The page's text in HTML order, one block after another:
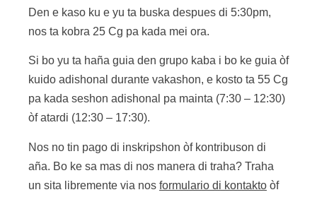
Den e kaso ku e yu ta buska despues di 5:30pm,
nos ta kobra 25 Cg pa kada mei ora.
Si bo yu ta haña guia den grupo kaba i bo ke guia òf
kuido adishonal durante vakashon, e kosto ta 55 Cg
pa kada seshon adishonal pa mainta (7:30 – 12:30)
òf atardi (12:30 – 17:30).
Nos no tin pago di inskripshon òf kontribuson di
aña. Bo ke sa mas di nos manera di traha? Traha
un sita libremente via nos formulario di kontakto òf